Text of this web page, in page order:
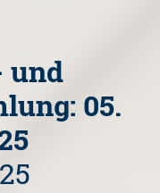
und
05.